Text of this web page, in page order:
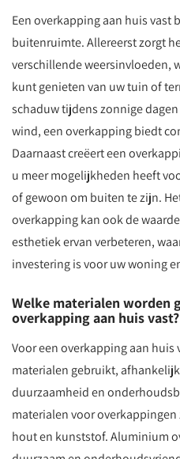
Een overkapping aan huis vast
buitenruimte. Allereerst zorgt
verschillende weersinvloeden,
kunt genieten van uw tuin of
schaduw tijdens zonnige
wind, een overkapping biedt
Daarnaast creëert een
u meer mogelijkheden heeft
of gewoon om buiten te zijn.
overkapping kan ook de
esthetiek ervan verbeteren,
investering is voor uw woning
Welke materialen worden
overkapping aan huis vast?
Voor een overkapping aan
materialen gebruikt,
duurzaamheid en
materialen voor
hout en kunststof. Aluminium